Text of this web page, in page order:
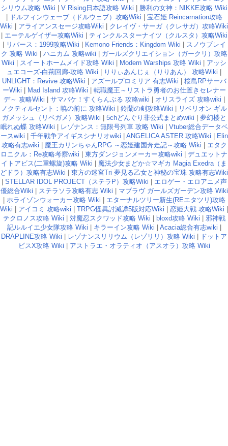
シリウム攻略 Wiki | V Rising日本語攻略 Wiki | 勝利の女神：NIKKE攻略 Wiki
| ドルフィンウェーブ（ドルウェブ）攻略Wiki | 宝石姫 Reincarnation攻略
Wiki | アライアンスセージ攻略Wiki | クレイヴ・サーガ（クレサガ）攻略Wiki
| エーテルゲイザー攻略Wiki | ティンクルスターナイツ（クルスタ）攻略Wiki
| リバース：1999攻略Wiki | Kemono Friends：Kingdom Wiki | スノウブレイ
ク 攻略 Wiki | ハニカム 攻略wiki | ガールズクリエイション（ガークリ）攻略
Wiki | スイートホームメイド攻略 Wiki | Modern Warships 攻略 Wiki | アッシ
ュエコーズ-白荊回廊-攻略 Wiki | りりぃあんじぇ（りりあん） 攻略Wiki |
UNLIGHT：Revive 攻略Wiki | アズールプロミリア 有志Wiki | 桜島RPサーバ
ーWiki | Mad Island 攻略Wiki | 転職魔王～リストラ勇者のお仕置きセレナー
デ～ 攻略Wiki | サマバケ！すくらんぶる 攻略wiki | オリスライズ 攻略wiki |
ノクティルセント：暁の前に 攻略Wiki | 鈴蘭の剣攻略Wiki | リベリオン ギル
ガメッシュ（リベガメ）攻略Wiki | 5chどんぐり非公式まとめwiki | 夢幻楼と
眠れぬ蝶 攻略Wiki | レゾナンス：無限号列車 攻略 Wiki | Vtuber総合データベ
ースwiki | 千年戦争アイギスシナリオwiki | ANGELICA ASTER 攻略Wiki | Elin
攻略有志wiki | 魔王カリンちゃんRPG ～恋姫建国奔走記～攻略 Wiki | エタク
ロニクル：Re攻略考察wiki | 東方ダンジョンメーカー攻略wiki | デュエットナ
イトアビス(二重螺旋)攻略 Wiki | 魔法少女まどか☆マギカ Magia Exedra（ま
どドラ）攻略有志Wiki | 東方の迷宮Tri 夢見る乙女と神秘の宝珠 攻略有志Wiki
| STELLAR IDOL PROJECT（ステラP）攻略Wiki | エロゲー・エロアニメ声
優総合Wiki | ステラソラ攻略有志 Wiki | マブラヴ ガールズガーデン攻略 Wiki
| ホライゾンウォーカー攻略 Wiki | エターナルツリー新生(REエタツリ)攻略
Wiki | アイコミ 攻略wiki | TRPG怪異討滅譚5版対応Wiki | 恋姫大戦 攻略Wiki |
テクロノス攻略 Wiki | 対魔忍スクワッド攻略 Wiki | bloxd攻略 Wiki | 邪神戦
記ルルイエ少女隊攻略 Wiki | キラーイン攻略 Wiki | Acacia総合有志wiki |
DRAPLINE攻略 Wiki | レゾナンスリリウム（レゾリリ）攻略 Wiki | ドットア
ビスX攻略 Wiki | アストラエ・オラティオ（アスオラ）攻略 Wiki